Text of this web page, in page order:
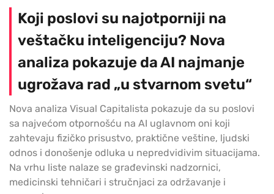
Koji poslovi su najotporniji na
veštačku inteligenciju? Nova
analiza pokazuje da AI najmanje
ugrožava rad „u stvarnom svetu“
Nova analiza Visual Capitalista pokazuje da su poslovi
sa najvećom otpornošću na AI uglavnom oni koji
zahtevaju fizičko prisustvo, praktične veštine, ljudski
odnos i donošenje odluka u nepredvidivim situacijama.
Na vrhu liste nalaze se građevinski nadzornici,
medicinski tehničari i stručnjaci za održavanje i